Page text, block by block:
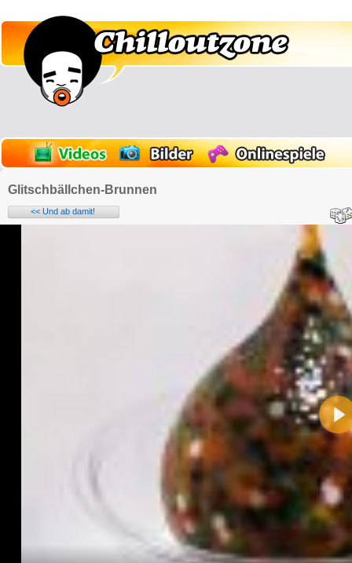
Glitschbällchen-Brunnen
<< Und ab damit!
Alle HTML-Tags außer <br>, <strike> und <i> werden aus Deinem Kommentar entfernt.
URLs werden automatisch umgewandelt. Bitte verwende "www." oder "http://" in URLs